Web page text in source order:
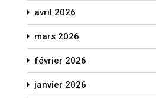
avril 2026
mars 2026
février 2026
janvier 2026